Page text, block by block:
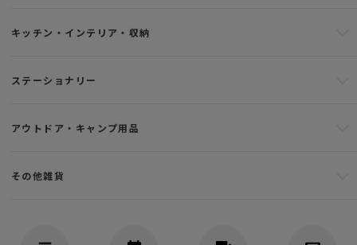
キッチン・インテリア・収納
ステーショナリー
アウトドア・キャンプ用品
その他雑貨